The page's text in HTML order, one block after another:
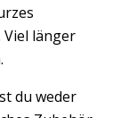
länger
du weder